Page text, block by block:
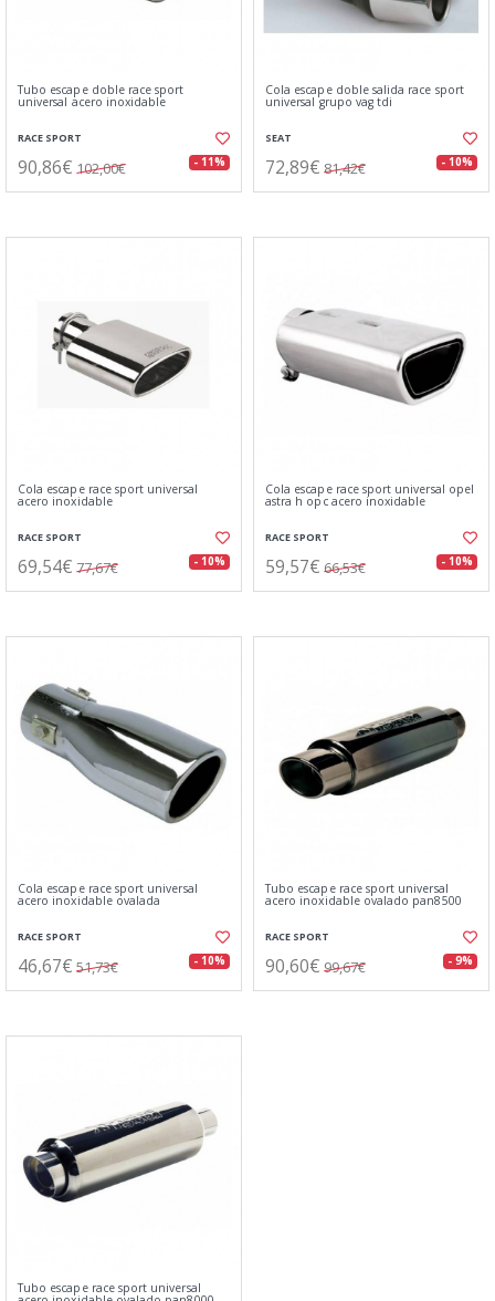
Tubo escape doble race sport
universal acero inoxidable
RACE SPORT
90,86€ 102,00€ - 11%
Cola escape doble salida race sport
universal grupo vag tdi
SEAT
72,89€ 81,42€ - 10%
Cola escape race sport universal
acero inoxidable
RACE SPORT
69,54€ 77,67€ - 10%
Cola escape race sport universal opel
astra h opc acero inoxidable
RACE SPORT
59,57€ 66,53€ - 10%
Cola escape race sport universal
acero inoxidable ovalada
RACE SPORT
46,67€ 51,73€ - 10%
Tubo escape race sport universal
acero inoxidable ovalado pan8500
RACE SPORT
90,60€ 99,67€ - 9%
Tubo escape race sport universal